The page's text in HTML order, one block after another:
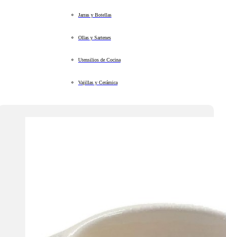
Jarras y Botellas
Ollas y Sartenes
Utensilios de Cocina
Vajillas y Cerámica